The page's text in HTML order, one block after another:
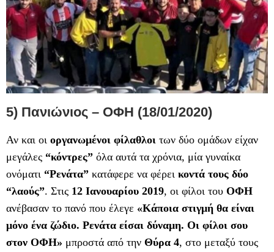
5) Πανιώνιος – ΟΦΗ (18/01/2020)
Αν και οι οργανωμένοι φίλαθλοι των δύο ομάδων είχαν
μεγάλες “κόντρες” όλα αυτά τα χρόνια, μία γυναίκα
ονόματι “Ρενάτα” κατάφερε να φέρει κοντά τους δύο
“λαούς”. Στις 12 Ιανουαρίου 2019, οι φίλοι του ΟΦΗ
ανέβασαν το πανό που έλεγε «Κάποια στιγμή θα είναι
μόνο ένα ζώδιο. Ρενάτα είσαι δύναμη. Οι φίλοι σου
στον ΟΦΗ» μπροστά από την Θύρα 4, στο μεταξύ τους